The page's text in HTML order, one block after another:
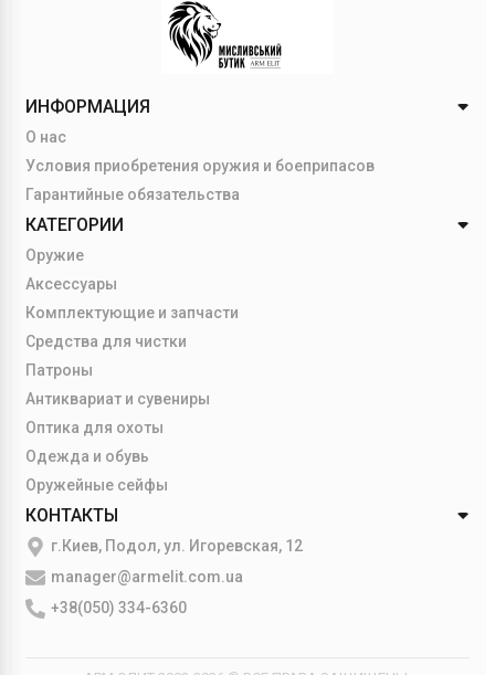
ИНФОРМАЦИЯ
О нас
Условия приобретения оружия и боеприпасов
Гарантийные обязательства
КАТЕГОРИИ
Оружие
Аксессуары
Комплектующие и запчасти
Средства для чистки
Патроны
Антиквариат и сувениры
Оптика для охоты
Одежда и обувь
Оружейные сейфы
КОНТАКТЫ
г.Киев, Подол, ул. Игоревская, 12
manager@armelit.com.ua
+38(050) 334-6360